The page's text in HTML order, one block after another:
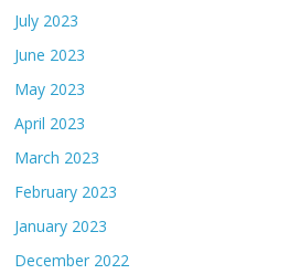
July 2023
June 2023
May 2023
April 2023
March 2023
February 2023
January 2023
December 2022